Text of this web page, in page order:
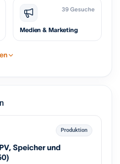
39 Gesuche
Medien & Marketing
Produktion
Speicher und